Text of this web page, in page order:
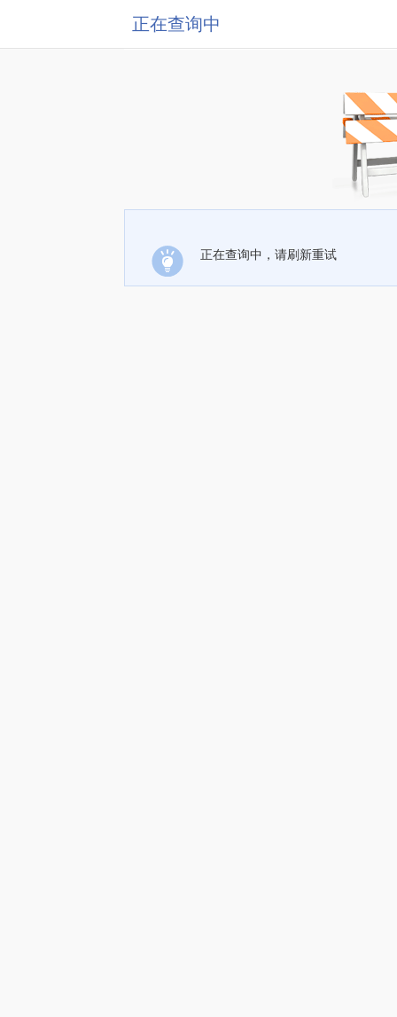
正在查询中
正在查询中，请刷新重试